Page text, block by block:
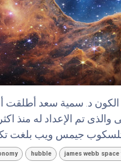
د. سمية سعد
الفضائى والذى تم الإعداد له منذ
hubble james webb